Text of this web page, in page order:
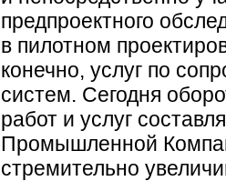
предпроектного
в пилотном
конечно, услуг по
систем. Сегодня
работ и услуг
Промышленной
стремительно